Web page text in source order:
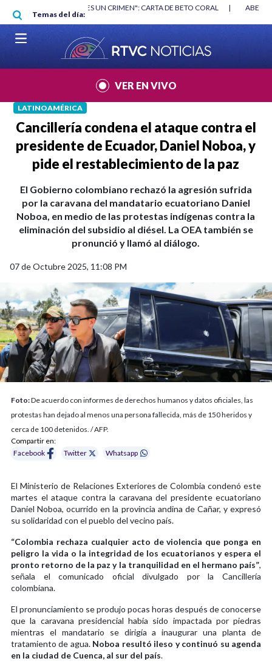
Pasar al contenido principal
Temas del día:
"HABLAR NO ES UN CRIMEN": CARTA DE BETO CORAL |
VER EN VIVO
LATINOAMÉRICA
Cancillería condena el ataque contra el
presidente de Ecuador, Daniel Noboa, y
pide el restablecimiento de la paz
El Gobierno colombiano rechazó la agresión sufrida
por la caravana del mandatario ecuatoriano Daniel
Noboa, en medio de las protestas indígenas contra la
eliminación del subsidio al diésel. La OEA también se
pronunció y llamó al diálogo.
07 de Octubre 2025, 11:08 PM
Foto:De acuerdo con informes de derechos humanos y datos oficiales, las
protestas han dejado al menos una persona fallecida, más de 150 heridos y
cerca de 100 detenidos. / AFP.
Compartir en:
Facebook
Twitter Whatsapp
El Ministerio de Relaciones Exteriores de Colombia condenó este
martes el ataque contra la caravana del presidente ecuatoriano
Daniel Noboa, ocurrido en la provincia andina de Cañar, y expresó
su solidaridad con el pueblo del vecino país.
“Colombia rechaza cualquier acto de violencia que ponga en
peligro la vida o la integridad de los ecuatorianos y espera el
pronto retorno de la paz y la tranquilidad en el hermano país”,
señala el comunicado oficial divulgado por la Cancillería
colombiana.
El pronunciamiento se produjo pocas horas después de conocerse
que la caravana presidencial había sido impactada por piedras
mientras el mandatario se dirigía a inaugurar una planta de
tratamiento de agua.Noboa resultó ileso y continuó su agenda
en la ciudad de Cuenca, al sur del país.